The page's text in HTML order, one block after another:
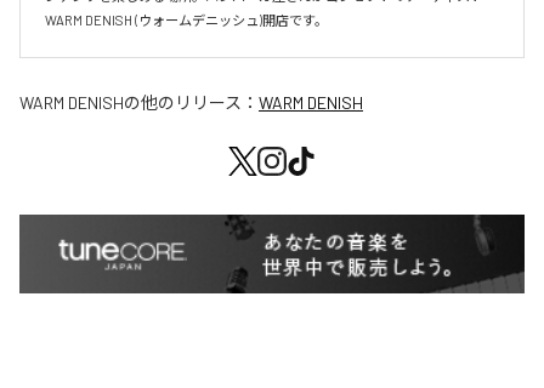
WARM DENISH (ウォームデニッシュ)開店です。
WARM DENISHの他のリリース： WARM DENISH